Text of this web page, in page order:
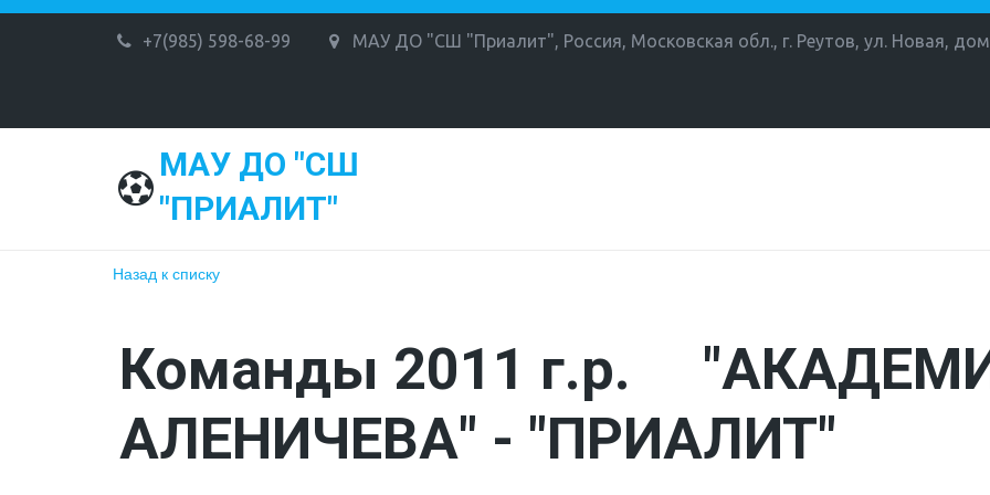
+7(985) 598-68-99 МАУ ДО "СШ "Приалит", Россия, Московская обл., г. Реутов, ул. Новая,
МАУ ДО "СШ
"ПРИАЛИТ"
Назад к списку
Команды 2011 г.р.
АЛЕНИЧЕВА" - "ПРИАЛИТ"